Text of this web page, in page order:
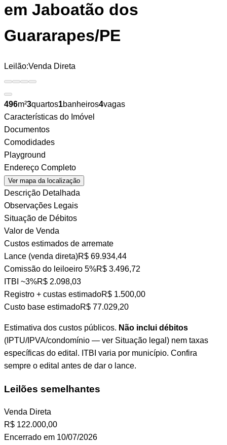
em Jaboatão dos
Guararapes/PE
Leilão:Venda Direta
496m²3quartos1banheiros4vagas
Características do Imóvel
Documentos
Comodidades
Playground
Endereço Completo
Ver mapa da localização
Descrição Detalhada
Observações Legais
Situação de Débitos
Valor de Venda
Custos estimados de arremate
Lance (venda direta)R$ 69.934,44
Comissão do leiloeiro 5%R$ 3.496,72
ITBI ~3%R$ 2.098,03
Registro + custas estimadoR$ 1.500,00
Custo base estimadoR$ 77.029,20
Estimativa dos custos públicos. Não inclui débitos
(IPTU/IPVA/condomínio — ver Situação legal) nem taxas
específicas do edital. ITBI varia por município. Confira
sempre o edital antes de dar o lance.
Leilões semelhantes
Venda Direta
R$ 122.000,00
Encerrado em 10/07/2026